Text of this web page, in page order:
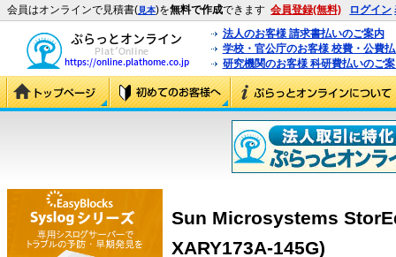
会員はオンラインで見積書(見本)を無料で作成できます 会員登録(無料) ログイン
法人のお客様 請求書払いのご案内
学校・官公庁のお客様 校費・公費
研究機関のお客様 科研費払いのご
Sun Microsystems
XARY173A-145G)